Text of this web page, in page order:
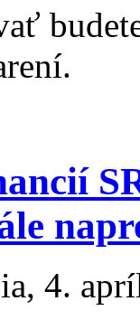
, 4.